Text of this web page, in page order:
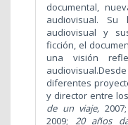
documental,
audiovisual.
audiovisual y
ficción, el
una visión
audiovisual.
diferentes
y director entre
de un viaje,
2009; 20 años